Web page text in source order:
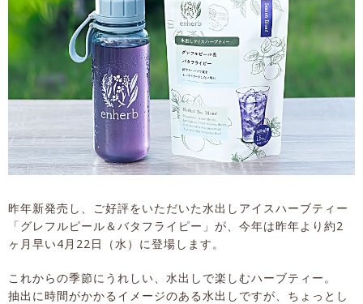
昨年新発売し、ご好評をいただいた水出しアイスハーブティー
「グレフルピール＆バタフライピー」が、今年は昨年より約2
ヶ月早い4月22日（水）に登場します。
これからの季節にうれしい、水出しで楽しむハーブティー。
抽出に時間がかかるイメージのある水出しですが、ちょっとし